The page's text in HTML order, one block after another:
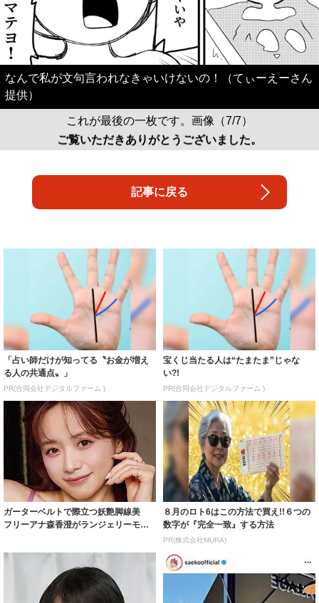
なんで私が文句言われなきゃいけないの！（てぃーえーさん
提供）
これが最後の一枚です。画像（7/7）
ご覧いただきありがとうございました。
記事に戻る
「占い師だけが知ってる〝お金が増え
る人の共通点〟」
PR(合同会社デジタルファーム )
宝くじ当たる人は“たまたま”じゃな
い?!
PR(合同会社デジタルファーム )
ガーターベルトで際立つ妖艶脚線美
フリーアナ森香澄がランジェリーモデ
８月のロト6はこの方法で買え!!６つの
数字が『完全一致』する方法
PR(株式会社MURA)